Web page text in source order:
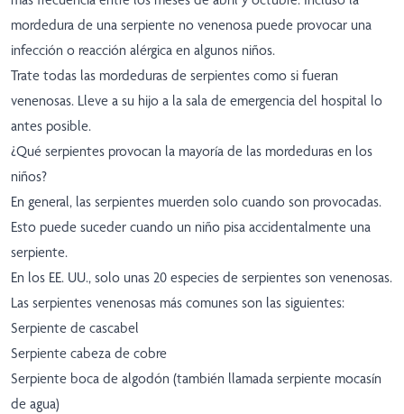
mordedura de una serpiente no venenosa puede provocar una
infección o reacción alérgica en algunos niños.
Trate todas las mordeduras de serpientes como si fueran
venenosas. Lleve a su hijo a la sala de emergencia del hospital lo
antes posible.
¿Qué serpientes provocan la mayoría de las mordeduras en los
niños?
En general, las serpientes muerden solo cuando son provocadas.
Esto puede suceder cuando un niño pisa accidentalmente una
serpiente.
En los EE. UU., solo unas 20 especies de serpientes son venenosas.
Las serpientes venenosas más comunes son las siguientes:
Serpiente de cascabel
Serpiente cabeza de cobre
Serpiente boca de algodón (también llamada serpiente mocasín
de agua)